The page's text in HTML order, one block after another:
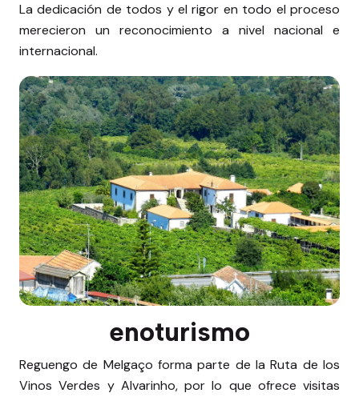
La dedicación de todos y el rigor en todo el proceso
merecieron un reconocimiento a nivel nacional e
internacional.
enoturismo
Reguengo de Melgaço forma parte de la Ruta de los
Vinos Verdes y Alvarinho, por lo que ofrece visitas